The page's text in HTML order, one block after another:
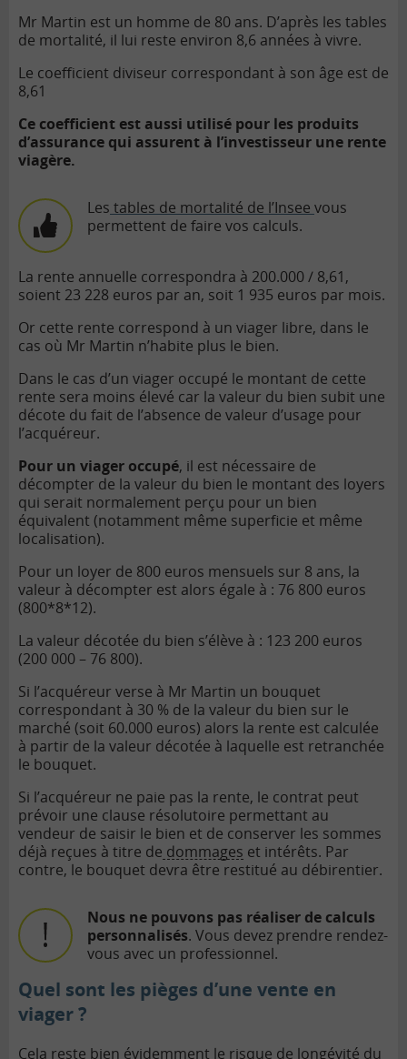
Mr Martin est un homme de 80 ans. D’après les tables
de mortalité, il lui reste environ 8,6 années à vivre.
Le coefficient diviseur correspondant à son âge est de
8,61
Ce coefficient est aussi utilisé pour les produits
d’assurance qui assurent à l’investisseur une rente
viagère.
Les tables de mortalité de l’Insee vous
permettent de faire vos calculs.
La rente annuelle correspondra à 200.000 / 8,61,
soient 23 228 euros par an, soit 1 935 euros par mois.
Or cette rente correspond à un viager libre, dans le
cas où Mr Martin n’habite plus le bien.
Dans le cas d’un viager occupé le montant de cette
rente sera moins élevé car la valeur du bien subit une
décote du fait de l’absence de valeur d’usage pour
l’acquéreur.
Pour un viager occupé, il est nécessaire de
décompter de la valeur du bien le montant des loyers
qui serait normalement perçu pour un bien
équivalent (notamment même superficie et même
localisation).
Pour un loyer de 800 euros mensuels sur 8 ans, la
valeur à décompter est alors égale à : 76 800 euros
(800*8*12).
La valeur décotée du bien s’élève à : 123 200 euros
(200 000 – 76 800).
Si l’acquéreur verse à Mr Martin un bouquet
correspondant à 30 % de la valeur du bien sur le
marché (soit 60.000 euros) alors la rente est calculée
à partir de la valeur décotée à laquelle est retranchée
le bouquet.
Si l’acquéreur ne paie pas la rente, le contrat peut
prévoir une clause résolutoire permettant au
vendeur de saisir le bien et de conserver les sommes
déjà reçues à titre de dommages et intérêts. Par
contre, le bouquet devra être restitué au débirentier.
Nous ne pouvons pas réaliser de calculs
personnalisés. Vous devez prendre rendez-
vous avec un professionnel.
Quel sont les pièges d’une vente en
viager ?
Cela reste bien évidemment le risque de longévité du